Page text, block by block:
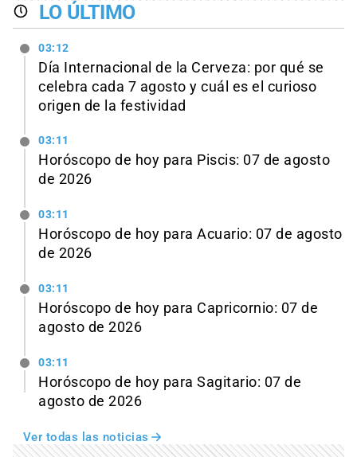
LO ÚLTIMO
03:12
Día Internacional de la Cerveza: por qué se
celebra cada 7 agosto y cuál es el curioso
origen de la festividad
03:11
Horóscopo de hoy para Piscis: 07 de agosto
de 2026
03:11
Horóscopo de hoy para Acuario: 07 de agosto
de 2026
03:11
Horóscopo de hoy para Capricornio: 07 de
agosto de 2026
03:11
Horóscopo de hoy para Sagitario: 07 de
agosto de 2026
Ver todas las noticias